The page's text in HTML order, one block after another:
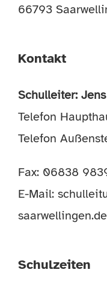
66793
Kontakt
Schulleiter:
Telefon
Telefon
Fax: 06838
E-Mail:
saarwellingen.de
Schulzeiten